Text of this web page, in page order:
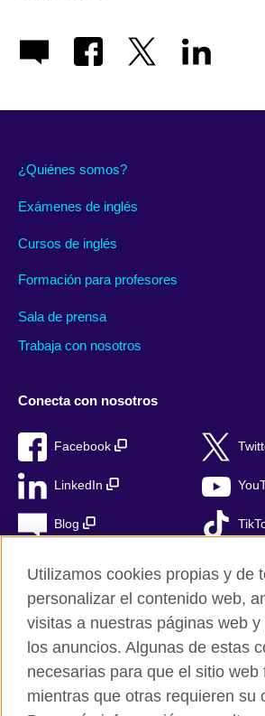
¿Quiénes somos?
Exámenes de inglés
Cursos de inglés
Formación para profesores
Sala de prensa
Trabaja con nosotros
Conecta con nosotros
Facebook
LinkedIn
Blog
British Council Global
Privacidad
Aviso Legal
Cookies
Utilizamos cookies propias y de
personalizar el contenido web,
visitas a nuestras páginas web
los anuncios. Algunas de estas
necesarias para que el sitio web
mientras que otras requieren su